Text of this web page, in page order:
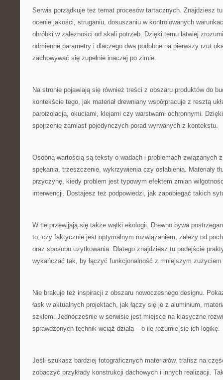
Serwis porządkuje też temat procesów tartacznych. Znajdziesz
ocenie jakości, struganiu, dosuszaniu w kontrolowanych
obróbki w zależności od skali potrzeb. Dzięki temu łatwiej
odmienne parametry i dlaczego dwa podobne na pierwszy rzut
zachowywać się zupełnie inaczej po zimie.
Na stronie pojawiają się również treści z obszaru produktów do
kontekście tego, jak materiał drewniany współpracuje z resztą
paroizolacją, okuciami, klejami czy warstwami ochronnymi.
spojrzenie zamiast pojedynczych porad wyrwanych z kontekstu.
Osobną wartością są teksty o wadach i problemach związanych
spękania, trzeszczenie, wykrzywienia czy osłabienia. Materiały
przyczynę, kiedy problem jest typowym efektem zmian
interwencji. Dostajesz też podpowiedzi, jak zapobiegać takich
W tle przewijają się także wątki ekologii. Drewno bywa
to, czy faktycznie jest optymalnym rozwiązaniem, zależy od
oraz sposobu użytkowania. Dlatego znajdziesz tu podejście
wykańczać tak, by łączyć funkcjonalność z mniejszym zużyciem
Nie brakuje też inspiracji z obszaru nowoczesnego designu.
łask w aktualnych projektach, jak łączy się je z aluminium,
szkłem. Jednocześnie w serwisie jest miejsce na klasyczne
sprawdzonych technik wciąż działa – o ile rozumie się ich logikę.
Jeśli szukasz bardziej fotograficznych materiałów, trafisz na
zobaczyć przykłady konstrukcji dachowych i innych realizacji.